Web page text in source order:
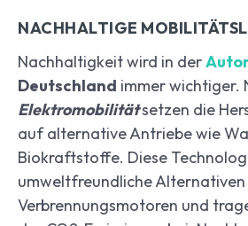
NACHHALTIGE
Nachhaltigkeit wird in der
Deutschland immer wichtiger.
Elektromobilitätsetzen die
auf alternative Antriebe wie
Biokraftstoffe. Diese
umweltfreundliche Alternativen
Verbrennungsmotoren und